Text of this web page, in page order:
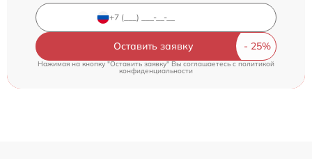
Оставить заявку
Нажимая на кнопку "Оставить заявку" Вы соглашаетесь cполитикой
конфиденциальности